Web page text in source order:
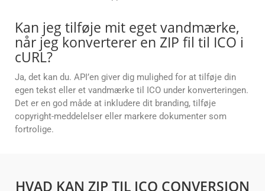
Kan jeg tilføje mit eget vandmærke,
når jeg konverterer en ZIP fil til ICO i
cURL?
Ja, det kan du. API’en giver dig mulighed for at tilføje din
egen tekst eller et vandmærke til ICO under konverteringen.
Det er en god måde at inkludere dit branding, tilføje
copyright-meddelelser eller markere dokumenter som
fortrolige.
HVAD KAN ZIP TIL ICO CONVERSION